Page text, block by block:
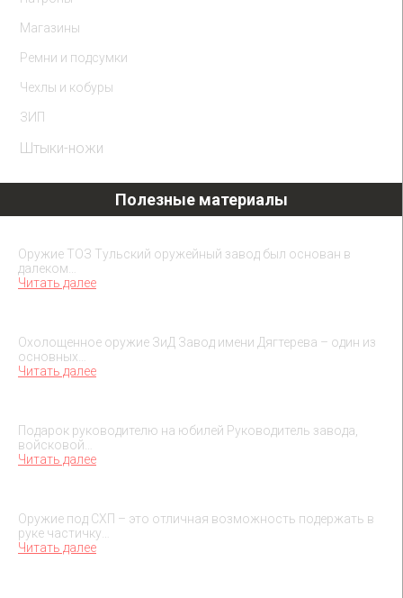
Магазины
Ремни и подсумки
Чехлы и кобуры
ЗИП
Штыки-ножи
Полезные материалы
Оружие ТОЗ Тульский оружейный завод был основан в
далеком…
Читать далее
Охолощенное оружие ЗиД Завод имени Дягтерева – один из
основных…
Читать далее
Подарок руководителю на юбилей Руководитель завода,
войсковой…
Читать далее
Оружие под СХП – это отличная возможность подержать в
руке частичку…
Читать далее